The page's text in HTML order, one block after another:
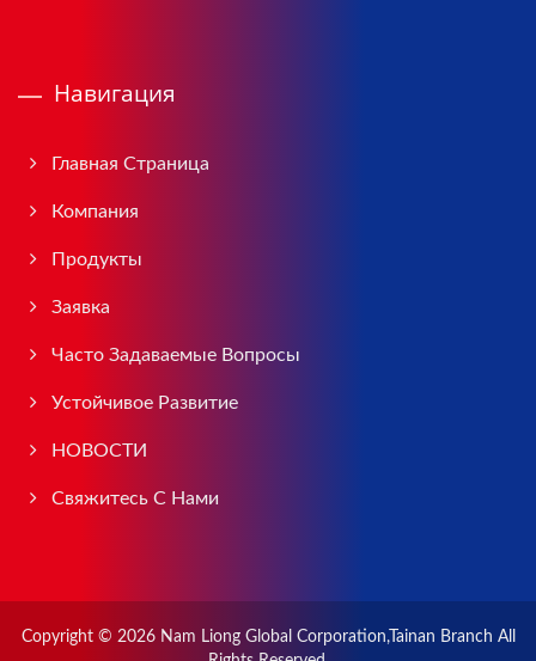
Навигация
Главная Страница
Компания
Продукты
Заявка
Часто Задаваемые Вопросы
Устойчивое Развитие
НОВОСТИ
Свяжитесь С Нами
Copyright © 2026 Nam Liong Global Corporation,Tainan Branch All